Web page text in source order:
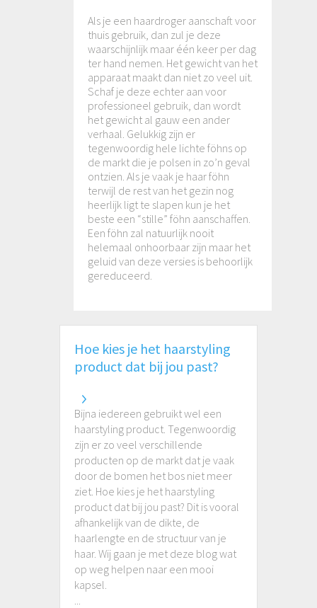
Als je een haardroger aanschaft voor
thuis gebruik, dan zul je deze
waarschijnlijk maar één keer per dag
ter hand nemen. Het gewicht van het
apparaat maakt dan niet zo veel uit.
Schaf je deze echter aan voor
professioneel gebruik, dan wordt
het gewicht al gauw een ander
verhaal. Gelukkig zijn er
tegenwoordig hele lichte föhns op
de markt die je polsen in zo’n geval
ontzien. Als je vaak je haar föhn
terwijl de rest van het gezin nog
heerlijk ligt te slapen kun je het
beste een “stille” föhn aanschaffen.
Een föhn zal natuurlijk nooit
helemaal onhoorbaar zijn maar het
geluid van deze versies is behoorlijk
gereduceerd.
Hoe kies je het haarstyling
product dat bij jou past?
Bijna iedereen gebruikt wel een
haarstyling product. Tegenwoordig
zijn er zo veel verschillende
producten op de markt dat je vaak
door de bomen het bos niet meer
ziet. Hoe kies je het haarstyling
product dat bij jou past? Dit is vooral
afhankelijk van de dikte, de
haarlengte en de structuur van je
haar. Wij gaan je met deze blog wat
op weg helpen naar een mooi
kapsel.
...